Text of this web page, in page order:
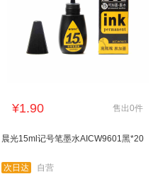
¥1.90 售出0件
晨光15ml记号笔墨水AICW9601黑*20
次日达 自营